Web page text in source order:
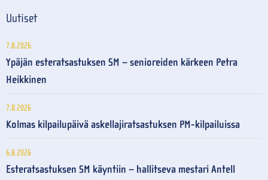
Uutiset
7.8.2026
Ypäjän esteratsastuksen SM – senioreiden kärkeen Petra
Heikkinen
7.8.2026
Kolmas kilpailupäivä askellajiratsastuksen PM-kilpailuissa
6.8.2026
Esteratsastuksen SM käyntiin – hallitseva mestari Antell